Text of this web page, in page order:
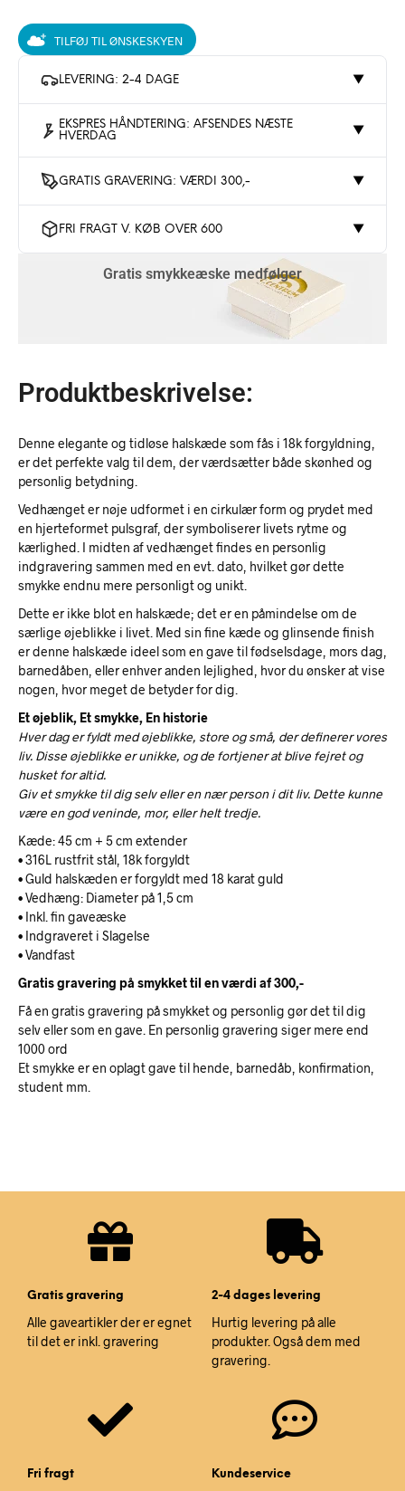
TILFØJ TIL ØNSKESKYEN
LEVERING: 2-4 DAGE ▼
EKSPRES HÅNDTERING: AFSENDES NÆSTE
HVERDAG
▼
GRATIS GRAVERING: VÆRDI 300,- ▼
FRI FRAGT V. KØB OVER 600 ▼
Gratis smykkeæske medfølger
Produktbeskrivelse:
Denne elegante og tidløse halskæde som fås i 18k forgyldning,
er det perfekte valg til dem, der værdsætter både skønhed og
personlig betydning.
Vedhænget er nøje udformet i en cirkulær form og prydet med
en hjerteformet pulsgraf, der symboliserer livets rytme og
kærlighed. I midten af vedhænget findes en personlig
indgravering sammen med en evt. dato, hvilket gør dette
smykke endnu mere personligt og unikt.
Dette er ikke blot en halskæde; det er en påmindelse om de
særlige øjeblikke i livet. Med sin fine kæde og glinsende finish
er denne halskæde ideel som en gave til fødselsdage, mors dag,
barnedåben, eller enhver anden lejlighed, hvor du ønsker at vise
nogen, hvor meget de betyder for dig.
Et øjeblik, Et smykke, En historie
Hver dag er fyldt med øjeblikke, store og små, der definerer vores
liv. Disse øjeblikke er unikke, og de fortjener at blive fejret og
husket for altid.
Giv et smykke til dig selv eller en nær person i dit liv. Dette kunne
være en god veninde, mor, eller helt tredje.
Kæde: 45 cm + 5 cm extender
• 316L rustfrit stål, 18k forgyldt
• Guld halskæden er forgyldt med 18 karat guld
• Vedhæng: Diameter på 1,5 cm
• Inkl. fin gaveæske
• Indgraveret i Slagelse
• Vandfast
Gratis gravering på smykket til en værdi af 300,-
Få en gratis gravering på smykket og personlig gør det til dig
selv eller som en gave. En personlig gravering siger mere end
1000 ord
Et smykke er en oplagt gave til hende, barnedåb, konfirmation,
student mm.
Gratis gravering
Alle gaveartikler der er egnet
til det er inkl. gravering
2-4 dages levering
Hurtig levering på alle
produkter. Også dem med
gravering.
Fri fragt Kundeservice